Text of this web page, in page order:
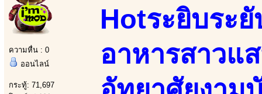
ความหื่น : 0
ออนไลน์
กระทู้: 71,697
Hotระยิบระ
อาหารสาวแ